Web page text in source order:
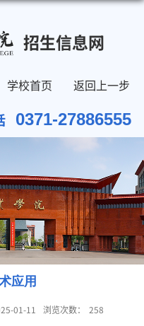
招生信息网
学校首页 返回上一步
0371-27886555
应用
01-11 浏览次数： 258